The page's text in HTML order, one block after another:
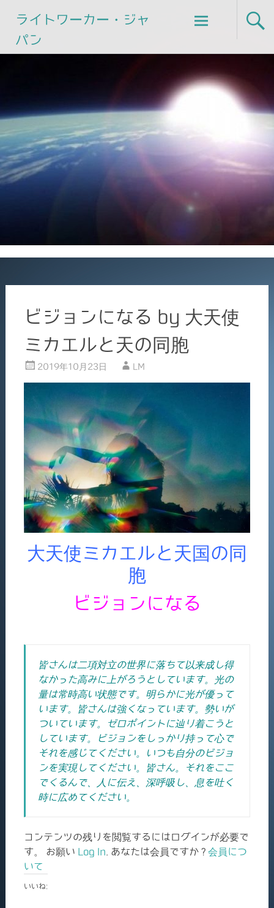
ライトワーカー・ジャ
パン
Skip
to
ビジョンになる by 大天使
ミカエルと天の同胞
2019年10月23日 LM
大天使ミカエルと天国の同
胞
ビジョンになる
皆さんは二項対立の世界に落ちて以来成し得
なかった高みに上がろうとしています。光の
量は常時高い状態です。明らかに光が優って
います。皆さんは強くなっています。勢いが
ついています。ゼロポイントに辿り着こうと
しています。ビジョンをしっかり持って心で
それを感じてください。いつも自分のビジョ
ンを実現してください。皆さん。それをここ
でくるんで、人に伝え、深呼吸し、息を吐く
時に広めてください。
コンテンツの残りを閲覧するにはログインが必要で
す。 お願い Log In . あなたは会員ですか ? 会員につ
いて
いいね: